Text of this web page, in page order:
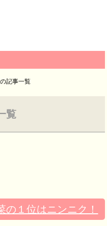
記事一覧
覧
１位はニンニク！